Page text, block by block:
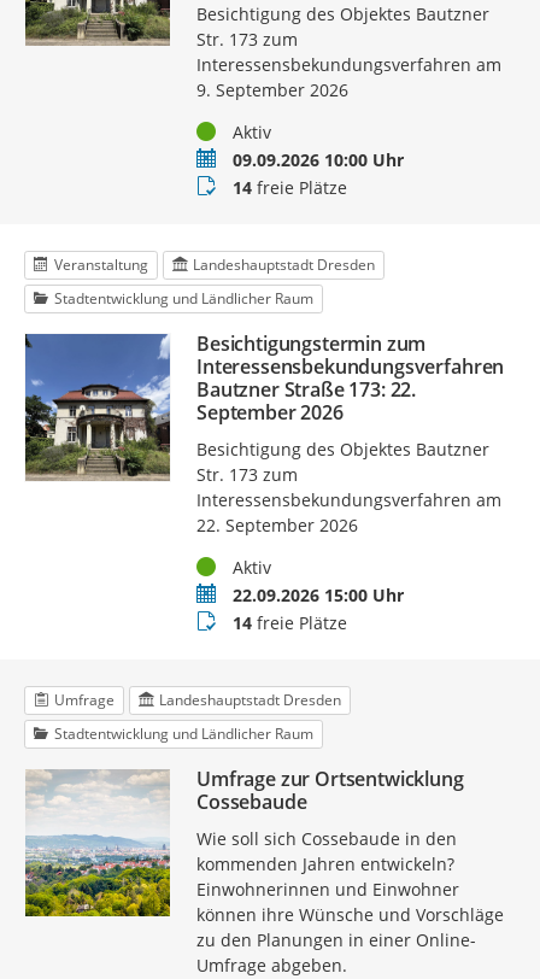
Besichtigung des Objektes Bautzner
Str. 173 zum
Interessensbekundungsverfahren am
9. September 2026
StatusAktiv
Termin09.09.2026 10:00 Uhr
Buchungsstatus
14freie Plätze
Veranstaltung
Landeshauptstadt Dresden
Stadtentwicklung und Ländlicher Raum
Besichtigungstermin zum
Interessensbekundungsverfahren
Bautzner Straße 173: 22.
September 2026
Besichtigung des Objektes Bautzner
Str. 173 zum
Interessensbekundungsverfahren am
22. September 2026
StatusAktiv
Termin22.09.2026 15:00 Uhr
Buchungsstatus
14freie Plätze
Umfrage
Landeshauptstadt Dresden
Stadtentwicklung und Ländlicher Raum
Umfrage zur Ortsentwicklung
Cossebaude
Wie soll sich Cossebaude in den
kommenden Jahren entwickeln?
Einwohnerinnen und Einwohner
können ihre Wünsche und Vorschläge
zu den Planungen in einer Online-
Umfrage abgeben.